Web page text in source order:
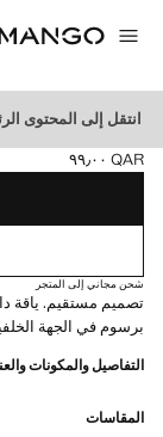
انتقل إلى المحتوى
تي شيرت مطبوع
السعر الحالي [QAR ٩٩٫٠٠ ]
QAR ٩٩٫٠٠
حدد اللون
شحن مجاني إلى المتجر
تصميم مستقيم. ياقة
برسوم في الجهة
التفاصيل والمكونات
المقاسات